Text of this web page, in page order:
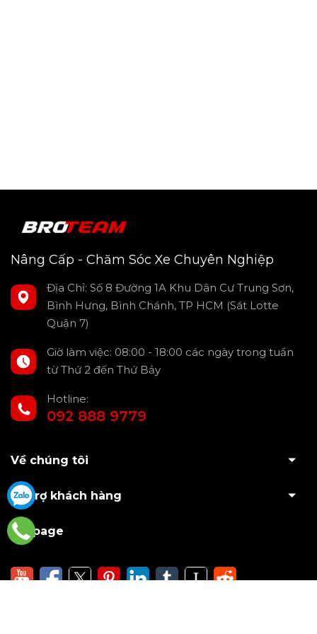
Nâng Cấp - Chăm Sóc Xe Chuyên Nghiệp
Địa Chỉ: Số 8 Đường 1A Khu Dân Cư Trung Sơn,
Bình Hưng, Bình Chánh, TP HCM (Sát Lotte
Quận 7)
Giờ làm việc: 08:00 - 18:00 các ngày trong tuần
từ Thứ 2 đến Thứ Bảy
Hotline:
092 888 9779
Về chúng tôi
Hỗ trợ khách hàng
Fanpage